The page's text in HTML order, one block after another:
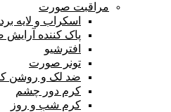
مراقبت صورت
اسکراب و لایه
پاک کننده
افترشیو
تونر صورت
ضد لک و روشن
کرم دور چشم
کرم شب و روز